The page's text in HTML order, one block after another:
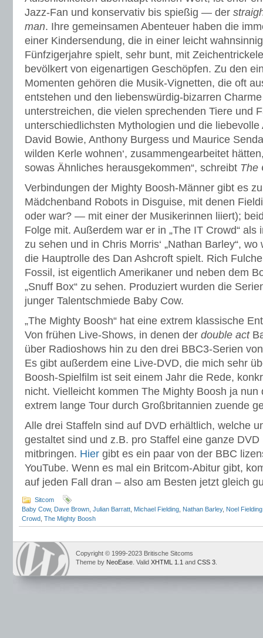
Jazz-Fan und konservativ bis spießig — der
man. Ihre gemeinsamen Abenteuer haben die
einer Kindersendung, die in einer leicht
Fünfzigerjahre spielt, sehr bunt, mit
bevölkert von eigenartigen Geschöpfen. Zu den
Momenten gehören die Musik-Vignetten, die oft
entstehen und den liebenswürdig-bizarren
unterstreichen, die vielen sprechenden Tiere und
unterschiedlichsten Mythologien und die liebevolle
David Bowie, Anthony Burgess und Maurice
wilden Kerle wohnen‘, zusammengearbeitet
sowas Ähnliches herausgekommen“, schreibt The
Verbindungen der Mighty Boosh-Männer gibt es
Mädchenband Robots in Disguise, mit denen
oder war? — mit einer der Musikerinnen liiert);
Folge mit. Außerdem war er in „The IT Crowd“ als
zu sehen und in Chris Morris‘ „Nathan Barley“,
die Hauptrolle des Dan Ashcroft spielt. Rich
Fossil, ist eigentlich Amerikaner und neben dem
„Snuff Box“ zu sehen. Produziert wurden die
junger Talentschmiede Baby Cow.
„The Mighty Boosh“ hat eine extrem klassische
Von frühen Live-Shows, in denen der double act
über Radioshows hin zu den drei BBC3-Serien
Es gibt außerdem eine Live-DVD, die mich sehr
Boosh-Spielfilm ist seit einem Jahr die Rede,
nicht. Vielleicht kommen The Mighty Boosh ja nun
extrem lange Tour durch Großbritannien zuende
Alle drei Staffeln sind auf DVD erhältlich, welche
gestaltet sind und z.B. pro Staffel eine ganze
mitbringen. Hier gibt es ein paar von der BBC
YouTube. Wenn es mal ein Britcom-Abitur gibt,
auf jeden Fall dran – also am Besten jetzt gleich
Sitcom
Baby Cow, Dave Brown Julian Barratt Michael Fielding Nathan Barley, Noel Fielding
Crowd The Mighty Boosh
Copyright © 1999-2023 Britische Sitcoms
Theme by NeoEase . Valid XHTML 1.1 and CSS 3